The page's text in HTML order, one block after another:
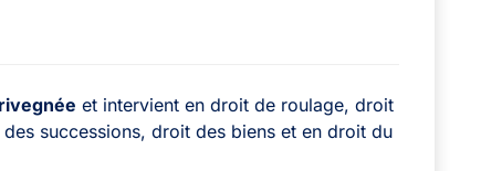
et intervient en droit de roulage, droit
successions, droit des biens et en droit du